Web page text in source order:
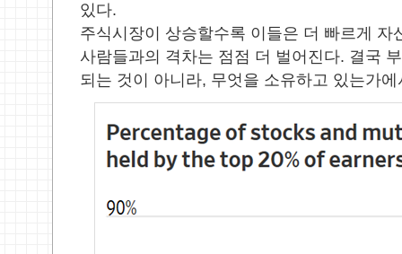
있다.
주식시장이 상승할수록 이들은 더 빠르게 자
사람들과의 격차는 점점 더 벌어진다. 결국
되는 것이 아니라, 무엇을 소유하고 있는가